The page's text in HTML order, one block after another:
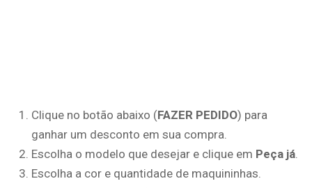
Clique no botão abaixo (FAZER PEDIDO) para
ganhar um desconto em sua compra.
Escolha o modelo que desejar e clique em Peça já.
Escolha a cor e quantidade de maquininhas.